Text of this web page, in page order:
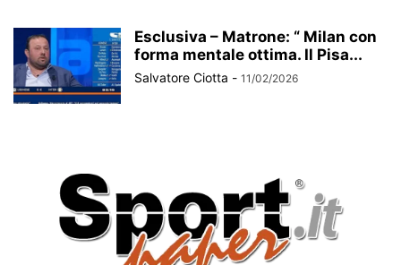
Esclusiva – Matrone: “ Milan con
forma mentale ottima. Il Pisa...
Salvatore Ciotta - 11/02/2026